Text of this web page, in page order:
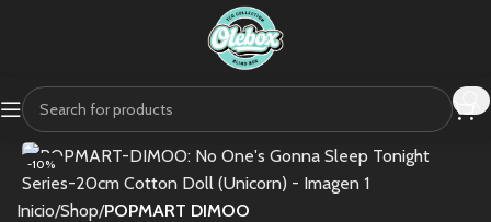
-10%
Inicio Shop POPMART DIMOO